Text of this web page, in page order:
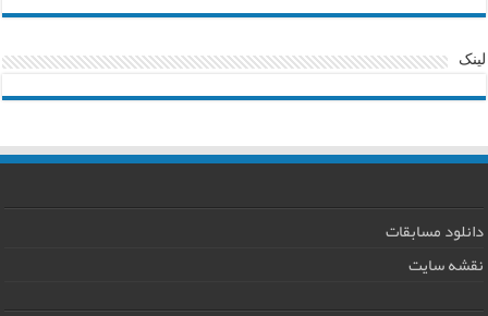
لینک
دانلود مسابقات
نقشه سایت